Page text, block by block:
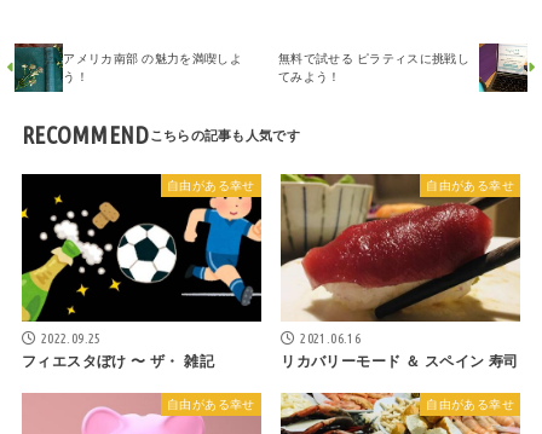
アメリカ南部 の魅力を満喫しよ
う！
無料で試せる ピラティスに挑戦し
てみよう！
RECOMMEND
自由がある幸せ
2022.09.25
フィエスタぼけ 〜 ザ・ 雑記
自由がある幸せ
2021.06.16
リカバリーモード ＆ スペイン 寿司
自由がある幸せ 自由がある幸せ